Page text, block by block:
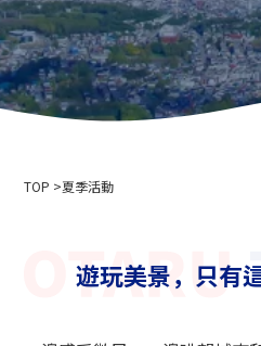
其他
電源點
附近推
如何度過
使用
公司簡介
滑雪場使用條款與條件
相關連結
TOP 夏季活動
遊玩美景，只有